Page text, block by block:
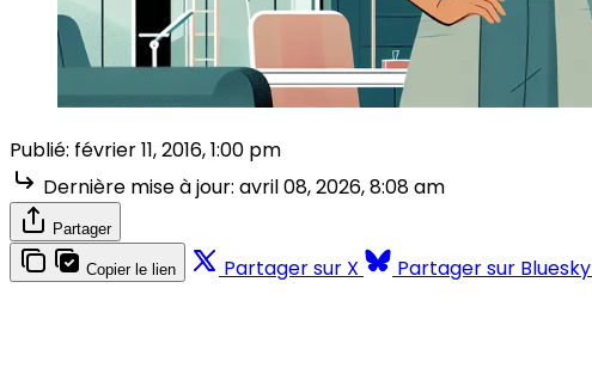
Publié: février 11, 2016, 1:00 pm
Dernière mise à jour: avril 08, 2026, 8:08 am
Partager
Copier le lien Partager sur X Partager sur Bluesky